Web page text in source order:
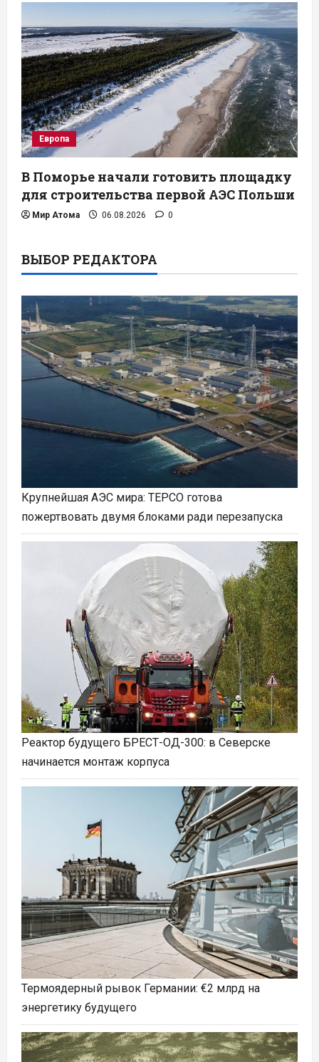
Европа
В Поморье начали готовить площадку
для строительства первой АЭС Польши
Мир Атома 06.08.2026 0
ВЫБОР РЕДАКТОРА
Крупнейшая АЭС мира: TEPCO готова
пожертвовать двумя блоками ради перезапуска
Реактор будущего БРЕСТ-ОД-300: в Северске
начинается монтаж корпуса
Термоядерный рывок Германии: €2 млрд на
энергетику будущего